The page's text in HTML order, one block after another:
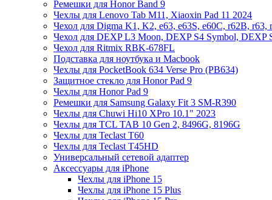
Ремешки для Honor Band 9
Чехлы для Lenovo Tab M11, Xiaoxin Pad 11 2024
Чехол для Digma K1, K2, e63, e63S, e60C, r62B, r63,
Чехол для DEXP L3 Moon, DEXP S4 Symbol, DEXP
Чехол для Ritmix RBK-678FL
Подставка для ноутбука и Macbook
Чехлы для PocketBook 634 Verse Pro (PB634)
Защитное стекло для Honor Pad 9
Чехлы для Honor Pad 9
Ремешки для Samsung Galaxy Fit 3 SM-R390
Чехлы для Chuwi Hi10 XPro 10.1" 2023
Чехлы для TCL TAB 10 Gen 2, 8496G, 8196G
Чехлы для Teclast T60
Чехлы для Teclast T45HD
Универсальный сетевой адаптер
Аксессуары для iPhone
Чехлы для iPhone 15
Чехлы для iPhone 15 Plus